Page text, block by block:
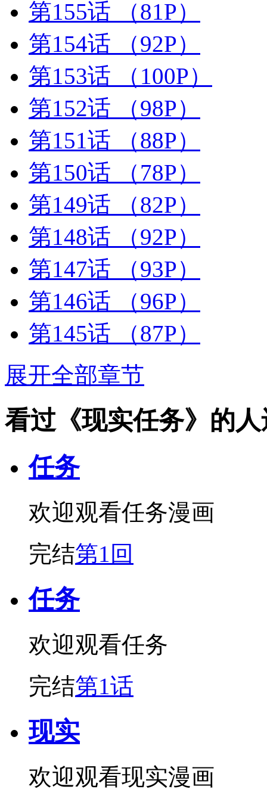
第155话
（81P）
第154话
（92P）
第153话
（100P）
第152话
（98P）
第151话
（88P）
第150话
（78P）
第149话
（82P）
第148话
（92P）
第147话
（93P）
第146话
（96P）
第145话
（87P）
展开全部章节
看过《现实任务》的
任务
欢迎观看任务漫画
完结第1回
任务
欢迎观看任务
完结第1话
现实
欢迎观看现实漫画